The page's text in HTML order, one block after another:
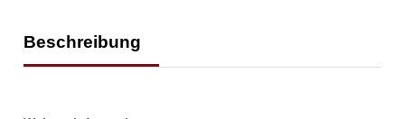
Beschreibung